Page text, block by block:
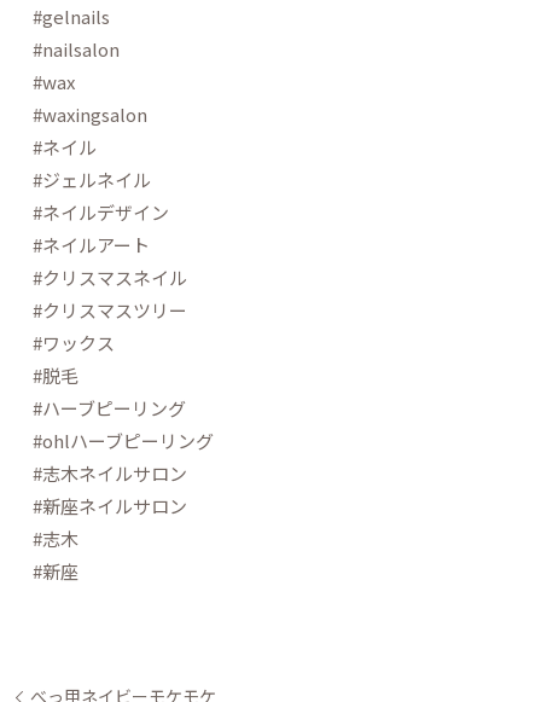
#gelnails
#nailsalon
#wax
#waxingsalon
#ネイル
#ジェルネイル
#ネイルデザイン
#ネイルアート
#クリスマスネイル
#クリスマスツリー
#ワックス
#脱毛
#ハーブピーリング
#ohlハーブピーリング
#志木ネイルサロン
#新座ネイルサロン
#志木
#新座
べっ甲ネイビーモケモケ